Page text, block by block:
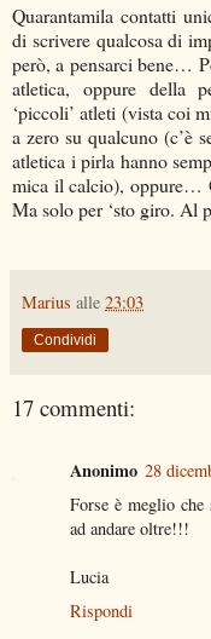
Quarantamila contatti
di scrivere qualcosa di
però, a pensarci bene…
atletica, oppure della
‘piccoli’ atleti (vista coi
a zero su qualcuno (c’è
atletica i pirla hanno
mica il calcio), oppure…
Ma solo per ‘sto giro. Al
Marius alle 23:03
Condividi
17 commenti:
Anonimo 28
Forse è meglio
ad andare oltre!!!
Lucia
Rispondi